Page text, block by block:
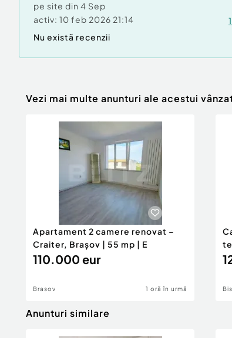
pe site din 4 Sep
activ: 10 feb 2026 21:14
Nu există recenzii
Vezi mai multe anunturi ale acestui
Apartament 2 camere renovat –
Craiter, Brașov | 55 mp | E
110.000 eur
Brasov 1 oră în urmă
Anunturi similare